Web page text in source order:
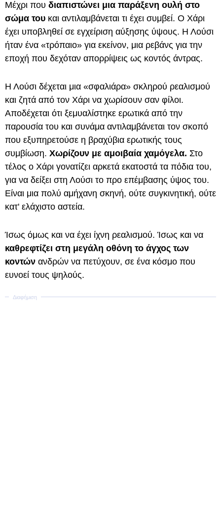
Μέχρι που διαπιστώνει μια παράξενη ουλή στο
σώμα του και αντιλαμβάνεται τι έχει συμβεί. Ο Χάρι
έχει υποβληθεί σε εγχείριση αύξησης ύψους. Η Λούσι
ήταν ένα «τρόπαιο» για εκείνον, μια ρεβάνς για την
εποχή που δεχόταν απορρίψεις ως κοντός άντρας.
Η Λούσι δέχεται μια «σφαλιάρα» σκληρού ρεαλισμού
και ζητά από τον Χάρι να χωρίσουν σαν φίλοι.
Αποδέχεται ότι ξεμυαλίστηκε ερωτικά από την
παρουσία του και συνάμα αντιλαμβάνεται τον σκοπό
που εξυπηρετούσε η βραχύβια ερωτικής τους
συμβίωση. Χωρίζουν με αμοιβαία χαμόγελα. Στο
τέλος ο Χάρι γονατίζει αρκετά εκατοστά τα πόδια του,
για να δείξει στη Λούσι το προ επέμβασης ύψος του.
Είναι μια πολύ αμήχανη σκηνή, ούτε συγκινητική, ούτε
κατ' ελάχιστο αστεία.
Ίσως όμως και να έχει ίχνη ρεαλισμού. Ίσως και να
καθρεφτίζει στη μεγάλη οθόνη το άγχος των
κοντών ανδρών να πετύχουν, σε ένα κόσμο που
ευνοεί τους ψηλούς.